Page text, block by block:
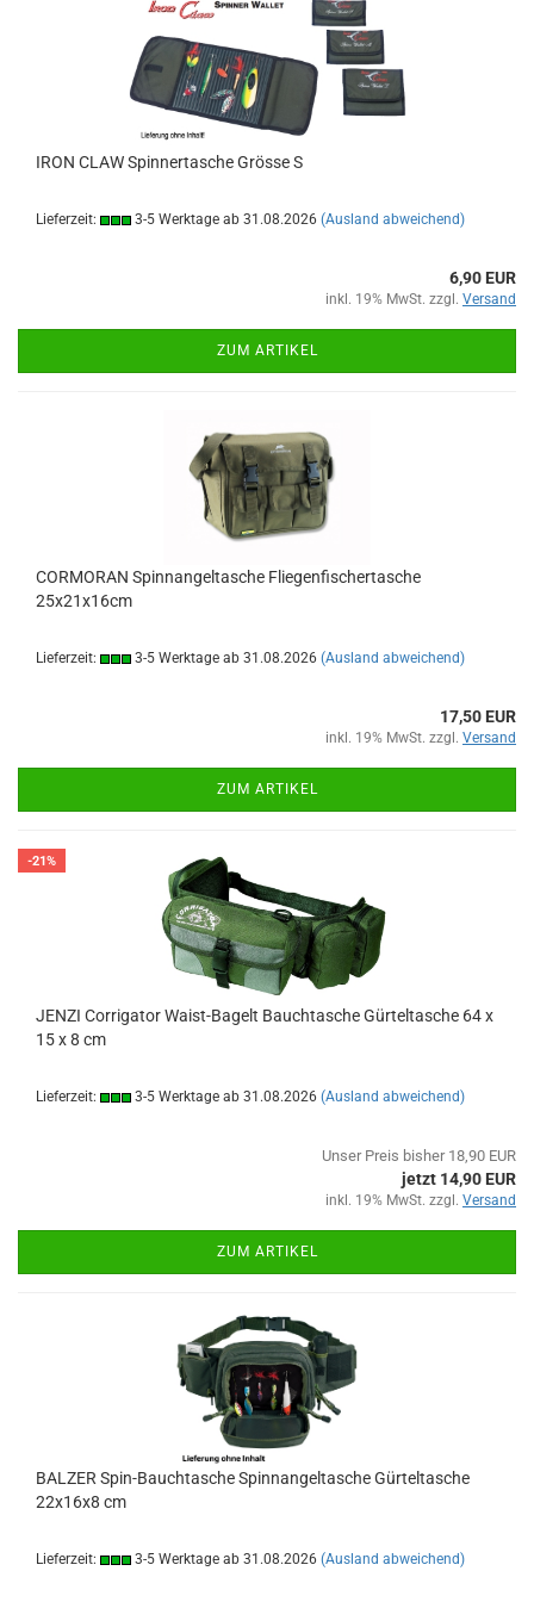
IRON CLAW Spinnertasche Grösse S
Lieferzeit: 3-5 Werktage ab 31.08.2026 (Ausland abweichend)
6,90 EUR
inkl. 19% MwSt. zzgl. Versand
ZUM ARTIKEL
CORMORAN Spinnangeltasche Fliegenfischertasche
25x21x16cm
Lieferzeit: 3-5 Werktage ab 31.08.2026 (Ausland abweichend)
17,50 EUR
inkl. 19% MwSt. zzgl. Versand
ZUM ARTIKEL
-21%
JENZI Corrigator Waist-Bagelt Bauchtasche Gürteltasche 64 x
15 x 8 cm
Lieferzeit: 3-5 Werktage ab 31.08.2026 (Ausland abweichend)
Unser Preis bisher 18,90 EUR
jetzt 14,90 EUR
inkl. 19% MwSt. zzgl. Versand
ZUM ARTIKEL
BALZER Spin-Bauchtasche Spinnangeltasche Gürteltasche
22x16x8 cm
Lieferzeit: 3-5 Werktage ab 31.08.2026 (Ausland abweichend)